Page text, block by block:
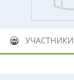
УЧАСТНИКИ